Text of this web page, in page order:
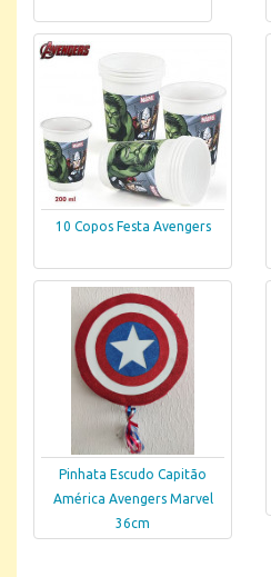
10 Copos Festa Avengers
Pinhata Escudo Capitão
América Avengers Marvel
36cm